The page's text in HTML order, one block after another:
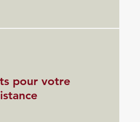
pour votre